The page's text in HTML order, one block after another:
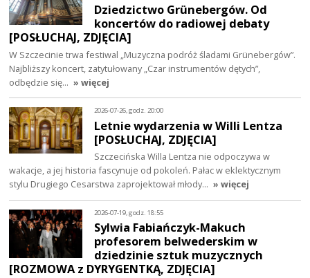
Dziedzictwo Grünebergów. Od
koncertów do radiowej debaty
[POSŁUCHAJ, ZDJĘCIA]
W Szczecinie trwa festiwal „Muzyczna podróż śladami Grünebergów”.
Najbliższy koncert, zatytułowany „Czar instrumentów dętych”,
odbędzie się… » więcej
2026-07-26, godz. 20:00
Letnie wydarzenia w Willi Lentza
[POSŁUCHAJ, ZDJĘCIA]
Szczecińska Willa Lentza nie odpoczywa w
wakacje, a jej historia fascynuje od pokoleń. Pałac w eklektycznym
stylu Drugiego Cesarstwa zaprojektował młody… » więcej
2026-07-19, godz. 18:55
Sylwia Fabiańczyk-Makuch
profesorem belwederskim w
dziedzinie sztuk muzycznych
[ROZMOWA z DYRYGENTKĄ, ZDJĘCIA]